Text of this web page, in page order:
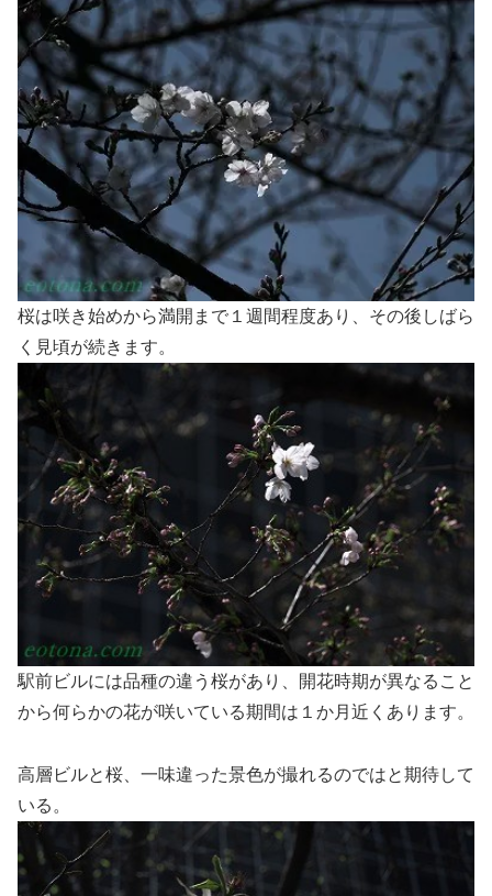
桜は咲き始めから満開まで１週間程度あり、その後しばら
く見頃が続きます。
駅前ビルには品種の違う桜があり、開花時期が異なること
から何らかの花が咲いている期間は１か月近くあります。
高層ビルと桜、一味違った景色が撮れるのではと期待して
いる。